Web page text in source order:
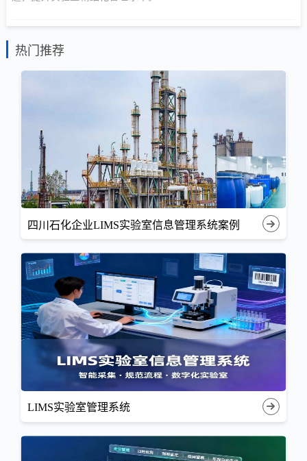
热门推荐
四川石化企业LIMS实验室信息管理系统案例
LIMS实验室管理系统